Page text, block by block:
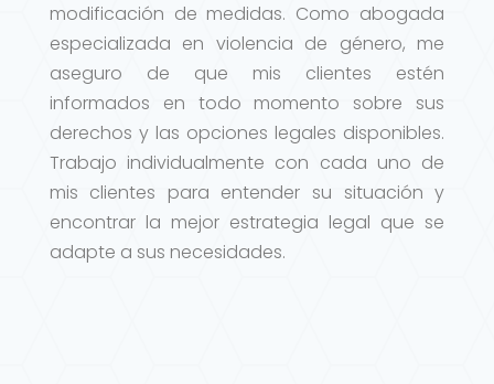
modificación de medidas. Como abogada
especializada en violencia de género, me
aseguro de que mis clientes estén
informados en todo momento sobre sus
derechos y las opciones legales disponibles.
Trabajo individualmente con cada uno de
mis clientes para entender su situación y
encontrar la mejor estrategia legal que se
adapte a sus necesidades.